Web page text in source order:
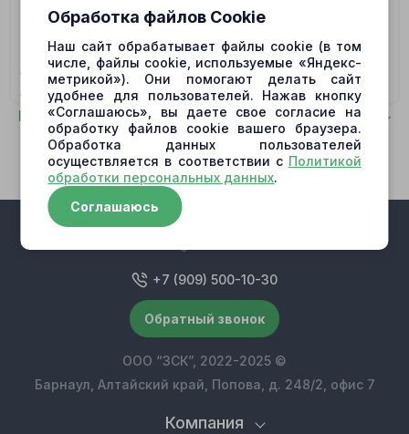
На данную модель подходят гидромоторы/
708-27-02015 MAIN PUMP (HPV160+160), 708-27-
02025 MAIN PUMP (HPV160+160),708-27-04013 MAIN
PUMP (HPV160+160), 708-27-04021 MAIN PUMP,
708-
27-04022 MAIN PUMP,708-27-04023 MAIN PUMP
(HPV160+160),708-27-04122 MAIN PUMP,708-27-
04123 MAIN PUMP
Показать полностью
Компания
+7 (909) 500-10-30
Обратный звонок
ООО “ЗСК”, 2022-2025 ©
Барнаул, Алтайский край, Попова, д. 248/2, офис 7
Обработка файлов Cookie
Наш сайт обрабатывает файлы cookie (в том
числе, файлы cookie, используемые «Яндекс-
метрикой»). Они помогают делать сайт
удобнее для пользователей. Нажав кнопку
«Соглашаюсь», вы даете свое согласие на
обработку файлов cookie вашего браузера.
Обработка данных пользователей
осуществляется в соответствии с Политикой
обработки персональных данных.
Соглашаюсь